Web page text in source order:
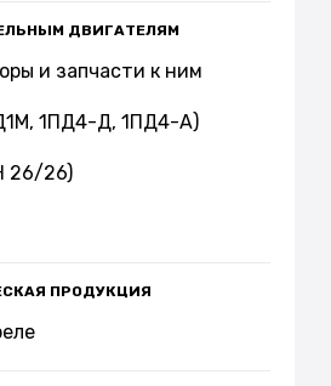
ДВИГАТЕЛЯМ
и запчасти к ним
1ПД4-Д, 1ПД4-А)
26/26)
ПРОДУКЦИЯ